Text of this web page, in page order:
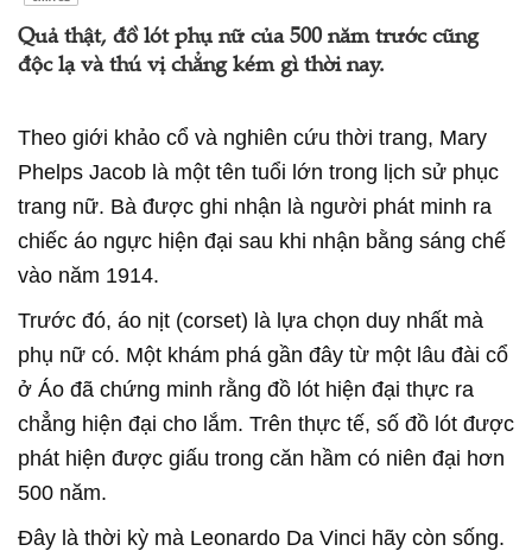
Quả thật, đồ lót phụ nữ của 500 năm trước cũng
độc lạ và thú vị chẳng kém gì thời nay.
Theo giới khảo cổ và nghiên cứu thời trang, Mary
Phelps Jacob là một tên tuổi lớn trong lịch sử phục
trang nữ. Bà được ghi nhận là người phát minh ra
chiếc áo ngực hiện đại sau khi nhận bằng sáng chế
vào năm 1914.
Trước đó, áo nịt (corset) là lựa chọn duy nhất mà
phụ nữ có. Một khám phá gần đây từ một lâu đài cổ
ở Áo đã chứng minh rằng đồ lót hiện đại thực ra
chẳng hiện đại cho lắm. Trên thực tế, số đồ lót được
phát hiện được giấu trong căn hầm có niên đại hơn
500 năm.
Đây là thời kỳ mà Leonardo Da Vinci hãy còn sống.